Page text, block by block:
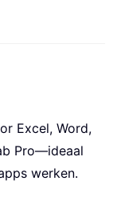
Excel, Word,
Pro—ideaal
werken.